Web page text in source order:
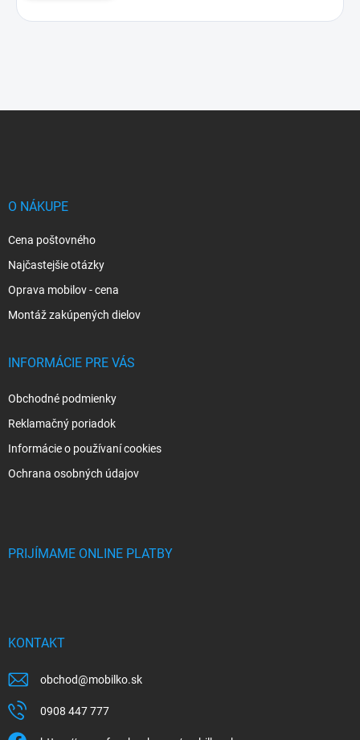
O NÁKUPE
Cena poštovného
Najčastejšie otázky
Oprava mobilov - cena
Montáž zakúpených dielov
INFORMÁCIE PRE VÁS
Obchodné podmienky
Reklamačný poriadok
Informácie o používaní cookies
Ochrana osobných údajov
PRIJÍMAME ONLINE PLATBY
KONTAKT
obchod@mobilko.sk
0908 447 777